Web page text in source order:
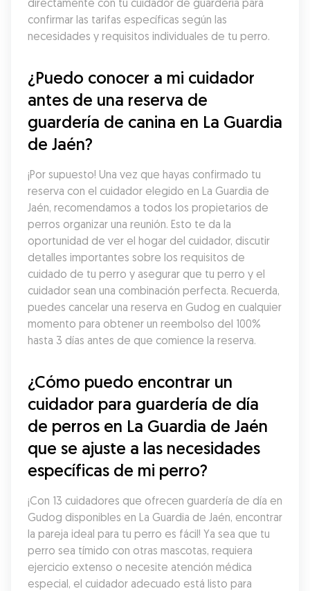
directamente con tu cuidador de guardería para
confirmar las tarifas específicas según las
necesidades y requisitos individuales de tu perro.
¿Puedo conocer a mi cuidador
antes de una reserva de
guardería de canina en La Guardia
de Jaén?
¡Por supuesto! Una vez que hayas confirmado tu
reserva con el cuidador elegido en La Guardia de
Jaén, recomendamos a todos los propietarios de
perros organizar una reunión. Esto te da la
oportunidad de ver el hogar del cuidador, discutir
detalles importantes sobre los requisitos de
cuidado de tu perro y asegurar que tu perro y el
cuidador sean una combinación perfecta. Recuerda,
puedes cancelar una reserva en Gudog en cualquier
momento para obtener un reembolso del 100%
hasta 3 días antes de que comience la reserva.
¿Cómo puedo encontrar un
cuidador para guardería de día
de perros en La Guardia de Jaén
que se ajuste a las necesidades
específicas de mi perro?
¡Con 13 cuidadores que ofrecen guardería de día en
Gudog disponibles en La Guardia de Jaén, encontrar
la pareja ideal para tu perro es fácil! Ya sea que tu
perro sea tímido con otras mascotas, requiera
ejercicio extenso o necesite atención médica
especial, el cuidador adecuado está listo para